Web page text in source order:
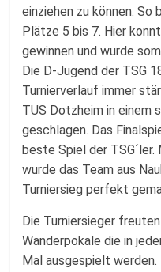
einziehen zu können. So
Plätze 5 bis 7. Hier
gewinnen und wurde
Die D-Jugend der TSG
Turnierverlauf immer
TUS Dotzheim in einem
geschlagen. Das
beste Spiel der
wurde das Team aus
Turniersieg perfekt
Die Turniersieger
Wanderpokale die in
Mal ausgespielt